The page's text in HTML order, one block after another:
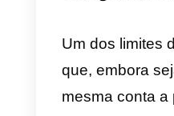
a
promover